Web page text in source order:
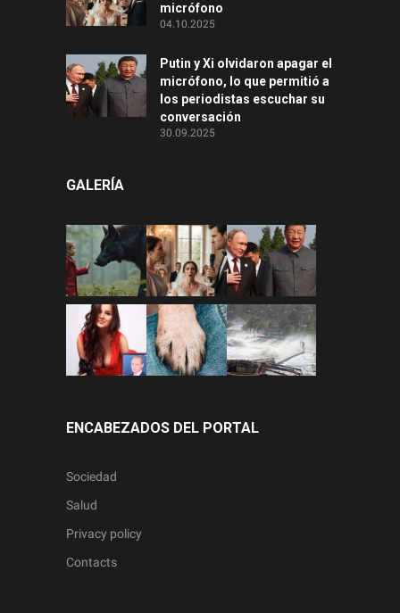
micrófono
04.10.2025
Putin y Xi olvidaron apagar el
micrófono, lo que permitió a
los periodistas escuchar su
conversación
30.09.2025
GALERÍA
ENCABEZADOS DEL PORTAL
Sociedad
Salud
Privacy policy
Contacts